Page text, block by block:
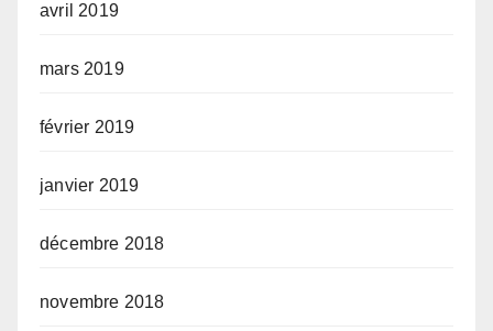
avril 2019
mars 2019
février 2019
janvier 2019
décembre 2018
novembre 2018